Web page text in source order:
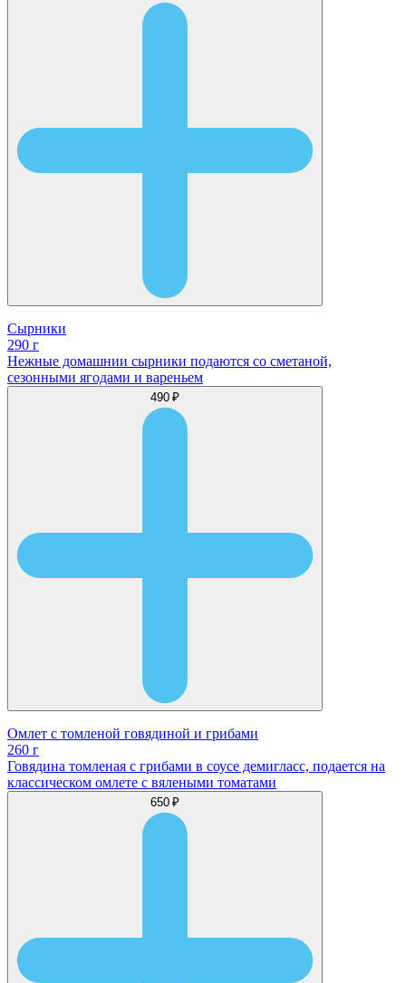
Сырники
290 г
Нежные домашнии сырники подаются со сметаной,
сезонными ягодами и вареньем
490 ₽
Омлет с томленой говядиной и грибами
260 г
Говядина томленая с грибами в соусе демигласс, подается на
классическом омлете с вялеными томатами
650 ₽